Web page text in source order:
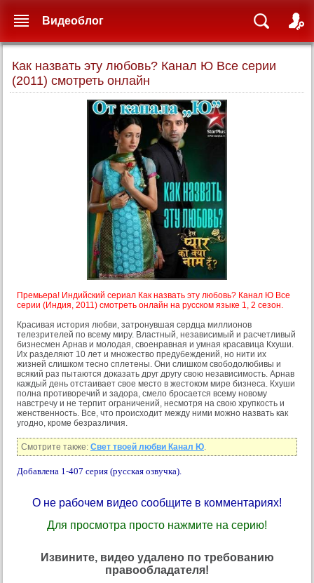
Как назвать эту любовь? Канал Ю Все серии
(2011) смотреть онлайн
Премьера! Индийский сериал Как назвать эту любовь? Канал Ю Все
серии (Индия, 2011) смотреть онлайн на русском языке 1, 2 сезон.
Красивая история любви, затронувшая сердца миллионов
телезрителей по всему миру. Властный, независимый и расчетливый
бизнесмен Арнав и молодая, своенравная и умная красавица Кхуши.
Их разделяют 10 лет и множество предубеждений, но нити их
жизней слишком тесно сплетены. Они слишком свободолюбивы и
всякий раз пытаются доказать друг другу свою независимость. Арнав
каждый день отстаивает свое место в жестоком мире бизнеса. Кхуши
полна противоречий и задора, смело бросается всему новому
навстречу и не терпит ограничений, несмотря на свою хрупкость и
женственность. Все, что происходит между ними можно назвать как
угодно, кроме безразличия.
Смотрите также: Свет твоей любви Канал Ю.
Добавлена 1-407 серия (русская озвучка).
О не рабочем видео сообщите в комментариях!
Для просмотра просто нажмите на серию!
Извините, видео удалено по требованию
правообладателя!
Видеоблог